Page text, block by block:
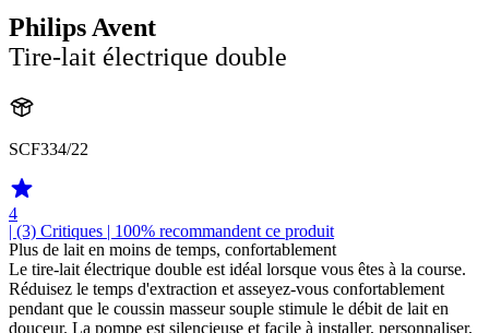
Philips Avent
Tire-lait électrique double
SCF334/22
4
| (3) Critiques | 100% recommandent ce produit
Plus de lait en moins de temps, confortablement
Le tire-lait électrique double est idéal lorsque vous êtes à la course.
Réduisez le temps d'extraction et asseyez-vous confortablement
pendant que le coussin masseur souple stimule le débit de lait en
douceur. La pompe est silencieuse et facile à installer, personnaliser,